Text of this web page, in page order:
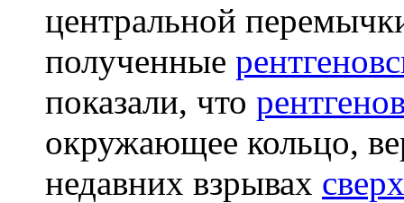
центральной
полученные
показали, что
окружающее кольцо,
недавних взрывах